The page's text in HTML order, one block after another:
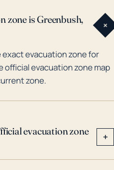
zone is Greenbush,
+
evacuation zone for
official evacuation zone map
zone.
evacuation zone
+